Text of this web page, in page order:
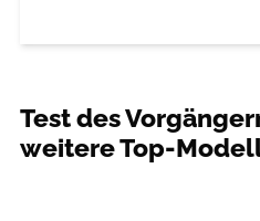
Test des
weitere Top-